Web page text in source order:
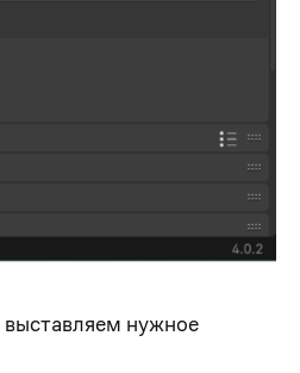
выставляем нужное